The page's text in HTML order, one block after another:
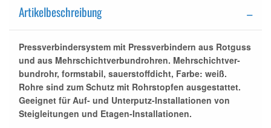
Artikelbeschreibung
Pressverbindersystem mit Pressverbindern aus Rotguss
und aus Mehr­schicht­ver­bun­d­roh­ren. Mehr­schicht­ver­
bun­d­rohr, formstabil, sauerstoffdicht, Farbe: weiß.
Rohre sind zum Schutz mit Rohrstopfen ausgestattet.
Geeignet für Auf- und Unterputz-​Installationen von
Steigleitungen und Etagen-​Installationen.